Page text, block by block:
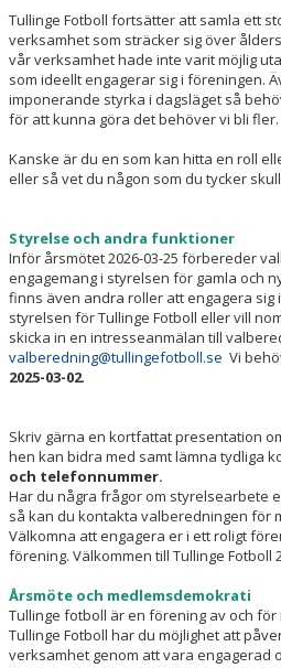
Tullinge Fotboll fortsätter att samla ett
verksamhet som sträcker sig över
vår verksamhet hade inte varit möjlig
som ideellt engagerar sig i föreningen.
imponerande styrka i dagsläget så
för att kunna göra det behöver vi bli fler.
Kanske är du en som kan hitta en roll
eller så vet du någon som du tycker
Styrelse och andra funktioner
Inför årsmötet 2026-03-25 förbereder
engagemang i styrelsen för gamla och
finns även andra roller att engagera sig
styrelsen för Tullinge Fotboll eller vill
skicka in en intresseanmälan till
valberedning@tullingefotboll.se Vi
2025-03-02.
Skriv gärna en kortfattat presentation
hen kan bidra med samt lämna tydliga
och telefonnummer.
Har du några frågor om styrelsearbete
så kan du kontakta valberedningen för
Välkomna att engagera er i ett roligt
förening. Välkommen till Tullinge Fotboll
Årsmöte och medlemsdemokrati
Tullinge fotboll är en förening av och
Tullinge Fotboll har du möjlighet att
verksamhet genom att vara engagerad